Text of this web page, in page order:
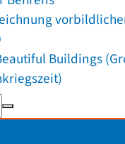
Buildings